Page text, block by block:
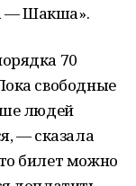
— Шакша».
70
свободные
людей
— сказала
билет можно